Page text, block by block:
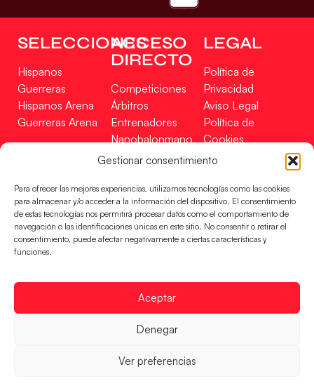
Gestionar consentimiento
Para ofrecer las mejores experiencias, utilizamos tecnologías como las cookies
para almacenar y/o acceder a la información del dispositivo. El consentimiento
de estas tecnologías nos permitirá procesar datos como el comportamiento de
navegación o las identificaciones únicas en este sitio. No consentir o retirar el
consentimiento, puede afectar negativamente a ciertas características y
funciones.
Aceptar
Denegar
Ver preferencias
SELECCIONES
Hispanos
Guerreras
Hispanos Arena
Guerreras Arena
ACCESO
DIRECTO
Competiciones
Árbitros
Entrenadores
Nanobalonmano
Tienda
LEGAL
Política de
Privacidad
Aviso Legal
Política de
Cookies
Mapa Web
Incidencias
CONTACTO
EN
FINANCIADO
RFEBM © 2024. Todos los derechos reservados –
Desarrollado por